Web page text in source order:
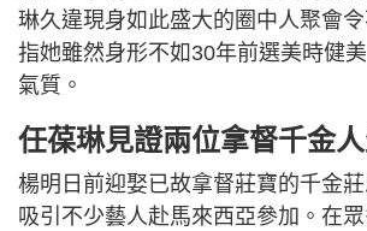
琳久違現身如此盛大的圈中人聚會令
指她雖然身形不如30年前選美時健
氣質。
任葆琳見證兩位拿督千金
楊明日前迎娶已故拿督莊寶的千金
吸引不少藝人赴馬來西亞參加。在